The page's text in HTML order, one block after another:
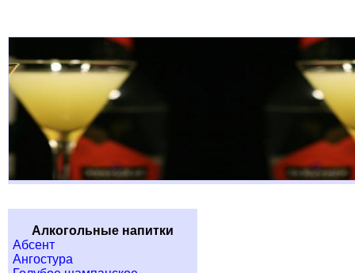
Алкогольные напитки
Абсент
Ангостура